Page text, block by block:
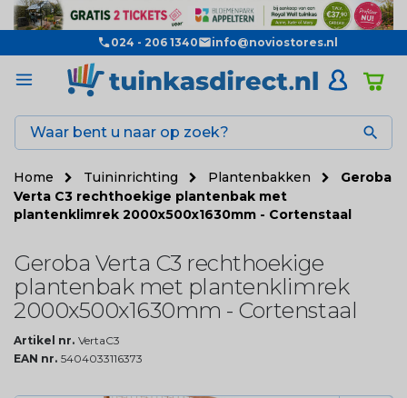
024 - 206 1340 info@noviostores.nl

Home Tuininrichting Plantenbakken
Geroba
Verta C3 rechthoekige plantenbak met
plantenklimrek 2000x500x1630mm - Cortenstaal
Geroba Verta C3 rechthoekige
plantenbak met plantenklimrek
2000x500x1630mm - Cortenstaal
Artikel nr. VertaC3
EAN nr. 5404033116373